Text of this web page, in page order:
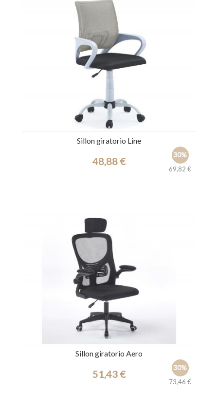
Sillon giratorio Line
30%
69,82 €
48,88 €
Sillon giratorio Aero
30%
73,46 €
51,43 €